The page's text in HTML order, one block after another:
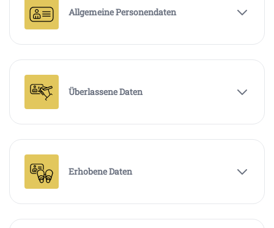
Allgemeine Personendaten
Überlassene Daten
Erhobene Daten